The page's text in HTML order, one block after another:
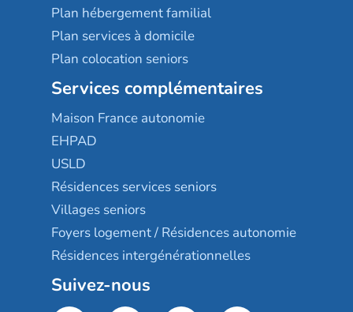
Plan hébergement familial
Plan services à domicile
Plan colocation seniors
Services complémentaires
Maison France autonomie
EHPAD
USLD
Résidences services seniors
Villages seniors
Foyers logement / Résidences autonomie
Résidences intergénérationnelles
Suivez-nous